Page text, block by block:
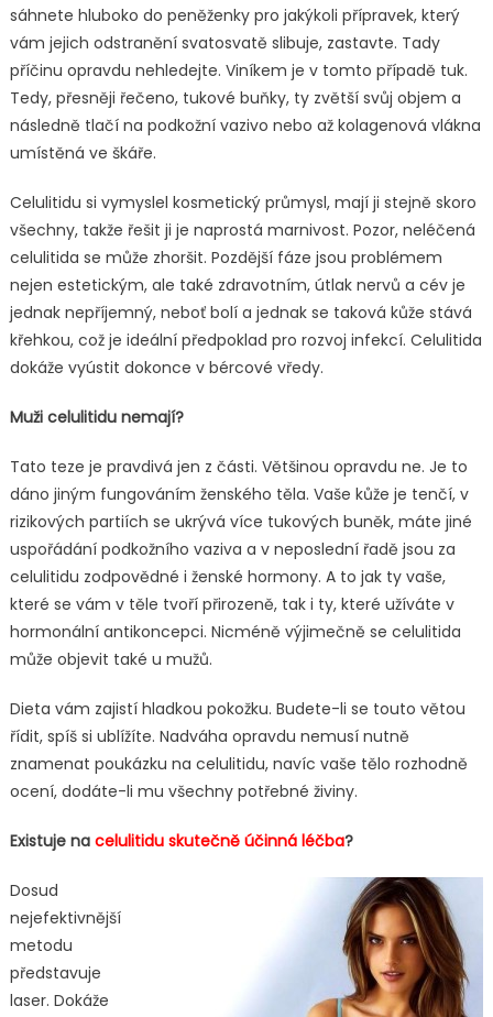
sáhnete hluboko do peněženky pro jakýkoli přípravek, který
vám jejich odstranění svatosvatě slibuje, zastavte. Tady
příčinu opravdu nehledejte. Viníkem je v tomto případě tuk.
Tedy, přesněji řečeno, tukové buňky, ty zvětší svůj objem a
následně tlačí na podkožní vazivo nebo až kolagenová vlákna
umístěná ve škáře.
Celulitidu si vymyslel kosmetický průmysl, mají ji stejně skoro
všechny, takže řešit ji je naprostá marnivost. Pozor, neléčená
celulitida se může zhoršit. Pozdější fáze jsou problémem
nejen estetickým, ale také zdravotním, útlak nervů a cév je
jednak nepříjemný, neboť bolí a jednak se taková kůže stává
křehkou, což je ideální předpoklad pro rozvoj infekcí. Celulitida
dokáže vyústit dokonce v bércové vředy.
Muži celulitidu nemají?
Tato teze je pravdivá jen z části. Většinou opravdu ne. Je to
dáno jiným fungováním ženského těla. Vaše kůže je tenčí, v
rizikových partiích se ukrývá více tukových buněk, máte jiné
uspořádání podkožního vaziva a v neposlední řadě jsou za
celulitidu zodpovědné i ženské hormony. A to jak ty vaše,
které se vám v těle tvoří přirozeně, tak i ty, které užíváte v
hormonální antikoncepci. Nicméně výjimečně se celulitida
může objevit také u mužů.
Dieta vám zajistí hladkou pokožku. Budete-li se touto větou
řídit, spíš si ublížíte. Nadváha opravdu nemusí nutně
znamenat poukázku na celulitidu, navíc vaše tělo rozhodně
ocení, dodáte-li mu všechny potřebné živiny.
Existuje na celulitidu skutečně účinná léčba?
Dosud
nejefektivnější
metodu
představuje
laser. Dokáže